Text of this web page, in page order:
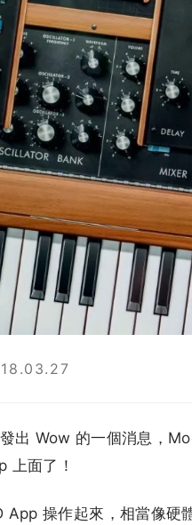
出 Wow 的一個消息，
上面了！
操作起來，相當像硬